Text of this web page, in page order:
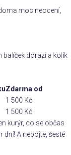
moc neocení,
balíček dorazí a kolik
Zdarma od
1 500 Kč
1 500 Kč
kurýr, co se občas
A nebojte, šesté